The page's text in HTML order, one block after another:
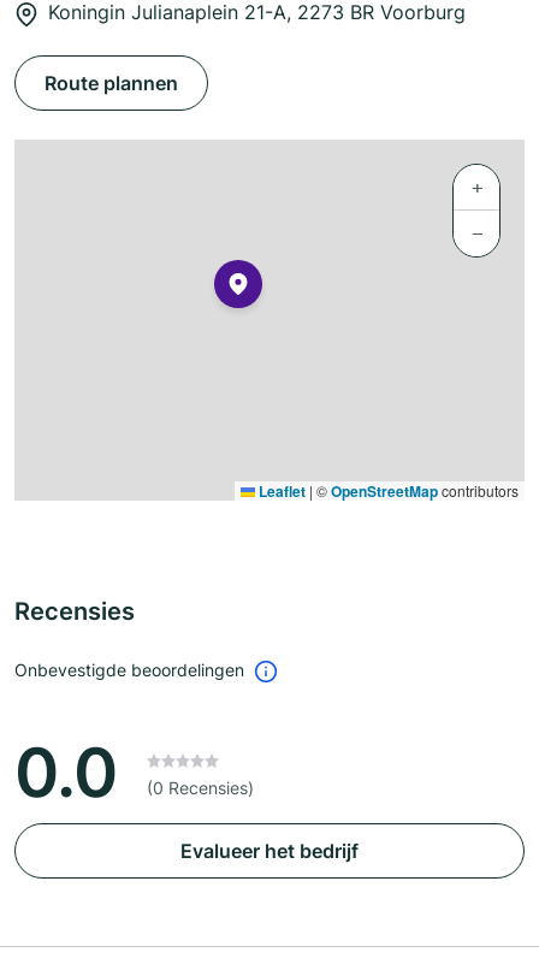
Koningin Julianaplein 21-A, 2273 BR Voorburg
Route plannen
+
−
Leaflet | ©OpenStreetMapcontributors
Recensies
Onbevestigde beoordelingen
0.0 (0 Recensies)
Evalueer het bedrijf